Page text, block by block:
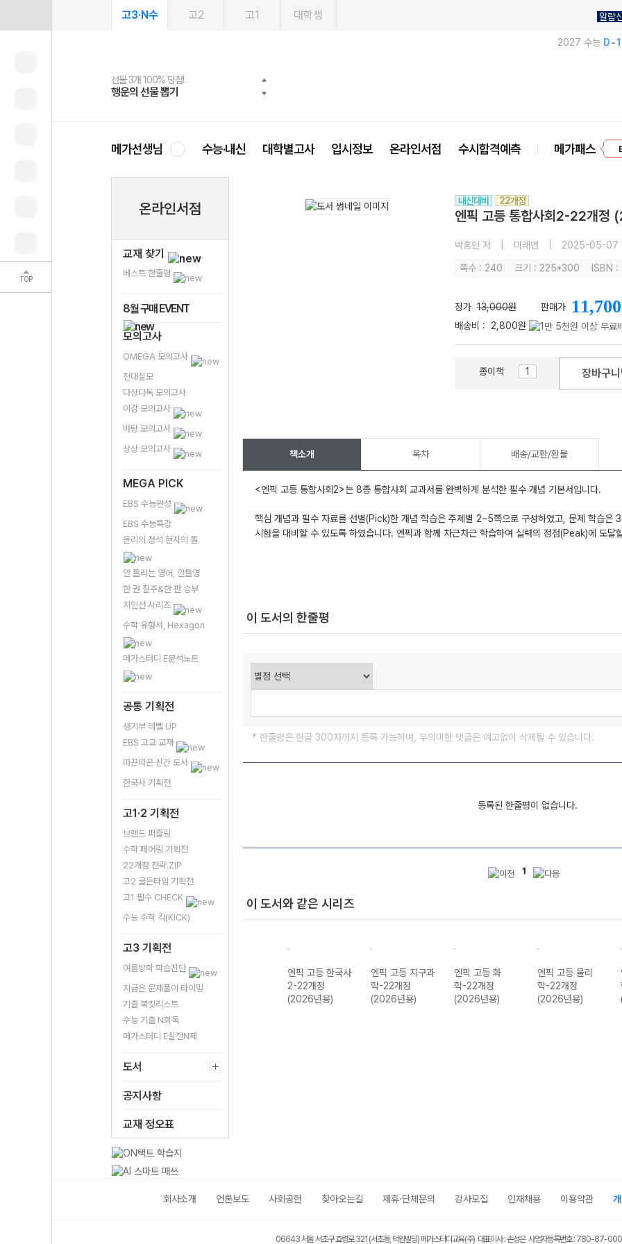
TOP
고3·N수 고2 고1 대학생 알람
2027 수능 D-
선물 3개 100% 당첨!
행운의 선물 뽑기
선물 100% 증정!
메가스터디 X 올리브
여름방학 스터디 캐시백
메가런 썸머스쿨
2027 러셀 단과
강사 공개선발
스마트러닝앱
설문 EVENT
메가패스
3일 무료 체험권
메가패스 수강생 무료혜택!
메가클럽 멤버십
사회공헌 캠페인
희망이룸 메가나눔
메가선생님 수능·내신 대학별고사 입시정보 온라인서점 수시합격예측 메가패스
온라인서점
교재 찾기
베스트 한줄평
8월 구매 EVENT
모의고사
OMEGA 모의고사
전대실모
다상다독 모의고사
이감 모의고사
바탕 모의고사
상상 모의고사
MEGA PICK
EBS 수능완성
EBS 수능특강
윤리의 정석 현자의 돌
안 틀리는 영어, 안틀영
한 권 질주&한 판 승부
지인선 시리즈
수학 유형서, Hexagon
메가스터디 E분석노트
공통 기획전
생기부 레벨 UP
EBS 고교 교재
따끈따끈 신간 도서
한국사 기획전
고1·2 기획전
브랜드 퍼즐링
수학 페어링 기획전
22개정 전략.ZIP
고2 골든타임 기획전
고1 필수 CHECK
수능 수학 킥(KICK)
고3 기획전
여름방학 학습진단
지금은 문제풀이 타이밍
기출 북킷리스트
수능 기출 N회독
메가스터디 E실전N제
도서
공지사항
교재 정오표
내신대비 22개정
엔픽 고등 통합사회2-22개정
박홍인 저 미래엔 2025-05-07
쪽수 : 240 크기 : 225*300 ISBN
정가 13,000원 판매가 11,700
배송비 : 2,800원
종이책 장바구니
책소개 목차 배송/교환/환불
<엔픽 고등 통합사회2>는 8종 통합사회 교과서를 완벽하게 분석한 필수 개념 기본서입니다.
핵심 개념과 필수 자료를 선별(Pick)한 개념 학습은 주제별 2~5쪽으로 구성하였고, 문제 학습은
시험을 대비할 수 있도록 하였습니다. 엔픽과 함께 차근차근 학습하여 실력의 정점(Peak)에 도달
이 도서의 한줄평
* 한줄평은 한글 300자까지 등록 가능하며, 무의미한 댓글은 예고없이 삭제될 수 있습니다.
등록된 한줄평이 없습니다.
1
이 도서와 같은 시리즈
엔픽 고등 한국사
엔픽 고등 한국사
2-22개정
(2026년용)
엔픽 고등 지구과
학-22개정
(2026년용)
엔픽 고등 화
학-22개정
(2026년용)
엔픽 고등 물리
학-22개정
(2026년용)
회사소개 언론보도 사회공헌 찾아오는길 제휴·단체문의 강사모집 인재채용 이용약관
06643 서울 서초구 효령로 321 (서초동, 덕원빌딩) 메가스터디교육(주) 대표이사 : 손성은 사업자등록번호 : 780-87-